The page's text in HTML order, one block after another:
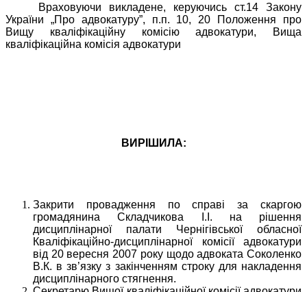
Враховуючи викладене, керуючись ст.14 Закону
України „Про адвокатуру”, п.п. 10, 20 Положення про
Вищу кваліфікаційну комісію адвокатури, Вища
кваліфікаційна комісія адвокатури
ВИРІШИЛА:
Закрити провадження по справі за скаргою
громадянина Складчикова І.І. на рішення
дисциплінарної палати Чернігівської обласної
Кваліфікаційно-дисциплінарної комісії адвокатури
від 20 вересня 2007 року щодо адвоката Соколенко
В.К. в зв’язку з закінченням строку для накладення
дисциплінарного стягнення.